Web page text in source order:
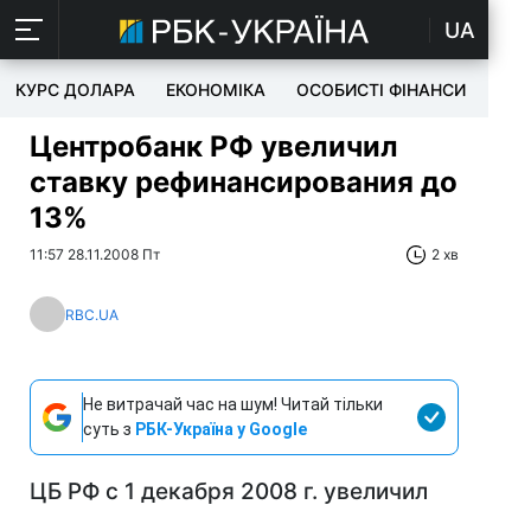
UA
КУРС ДОЛАРА ЕКОНОМІКА ОСОБИСТІ ФІНАНСИ
Центробанк РФ увеличил
ставку рефинансирования до
13%
11:57 28.11.2008 Пт 2 хв
RBC.UA
Не витрачай час на шум! Читай тільки
суть з РБК-Україна у Google
ЦБ РФ с 1 декабря 2008 г. увеличил